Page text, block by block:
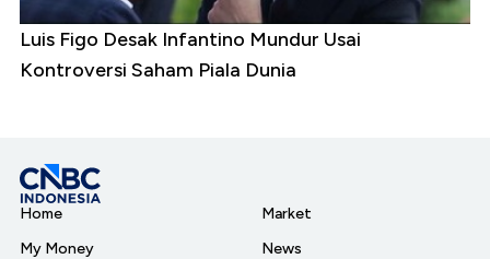
Luis Figo Desak Infantino Mundur Usai
Kontroversi Saham Piala Dunia
Home
My Money
Market
News